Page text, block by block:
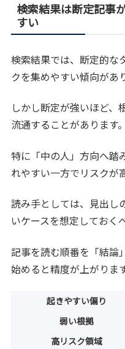
検索結果は断定記事
すい
検索結果では、断定的な
クを集めやすい傾向があ
しかし断定が強いほど、
流通することがあります。
特に「中の人」方向へ踏
れやすい一方でリスクが
読み手としては、見出し
いケースを想定しておく
記事を読む順番を「結論
始めると精度が上がります
起きやすい偏り
弱い根拠
高リスク領域